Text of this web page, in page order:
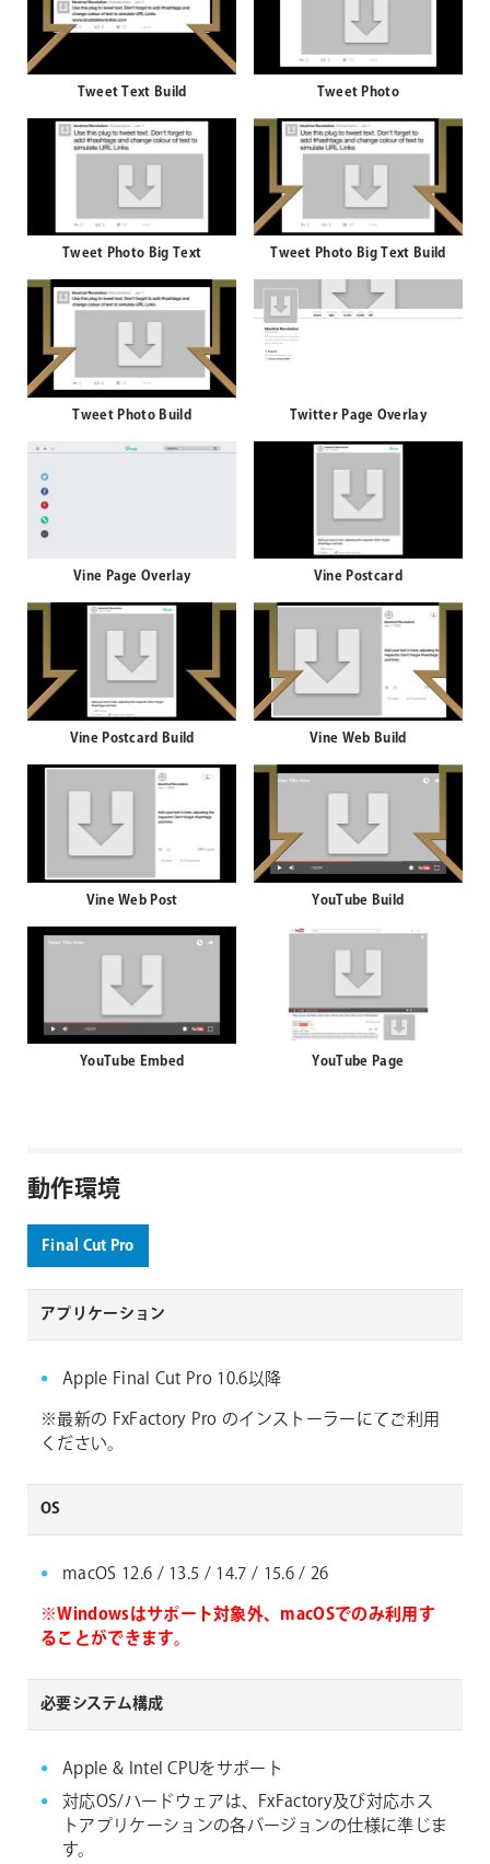
Tweet Text Build Tweet Photo
Tweet Photo Big Text Tweet Photo Big Text Build
Tweet Photo Build Twitter Page Overlay
Vine Page Overlay Vine Postcard
Vine Postcard Build Vine Web Build
Vine Web Post YouTube Build
YouTube Embed YouTube Page
動作環境
Final Cut Pro
アプリケーション
Apple Final Cut Pro 10.6以降
※最新の FxFactory Pro のインストーラーにてご利用
ください。
OS
macOS 12.6 / 13.5 / 14.7 / 15.6 / 26
※Windowsはサポート対象外、macOSでのみ利用す
ることができます。
必要システム構成
Apple & Intel CPUをサポート
対応OS/ハードウェアは、FxFactory及び対応ホス
トアプリケーションの各バージョンの仕様に準じま
す。